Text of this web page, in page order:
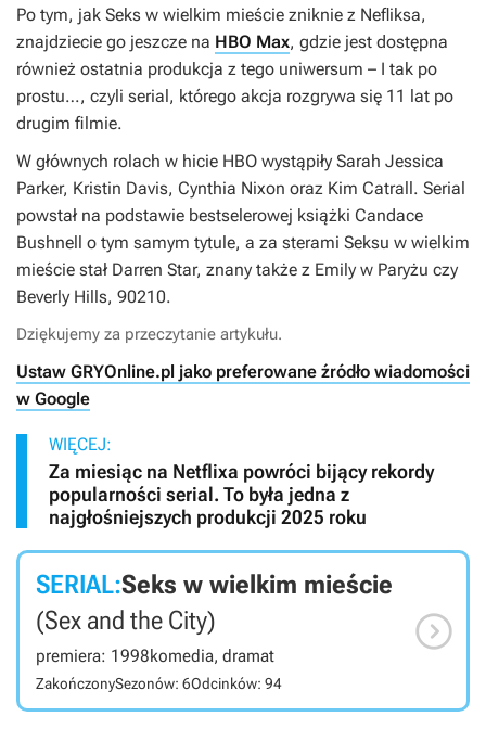
Po tym, jak Seks w wielkim mieście zniknie z Nefliksa,
znajdziecie go jeszcze na HBO Max, gdzie jest dostępna
również ostatnia produkcja z tego uniwersum – I tak po
prostu…, czyli serial, którego akcja rozgrywa się 11 lat po
drugim filmie.
W głównych rolach w hicie HBO wystąpiły Sarah Jessica
Parker, Kristin Davis, Cynthia Nixon oraz Kim Catrall. Serial
powstał na podstawie bestselerowej książki Candace
Bushnell o tym samym tytule, a za sterami Seksu w wielkim
mieście stał Darren Star, znany także z Emily w Paryżu czy
Beverly Hills, 90210.
Dziękujemy za przeczytanie artykułu.
Ustaw GRYOnline.pl jako preferowane źródło wiadomości
w Google
WIĘCEJ:
Za miesiąc na Netflixa powróci bijący rekordy
popularności serial. To była jedna z
najgłośniejszych produkcji 2025 roku
SERIAL:Seks w wielkim mieście
(Sex and the City)
premiera: 1998komedia, dramat
ZakończonySezonów: 6Odcinków: 94
